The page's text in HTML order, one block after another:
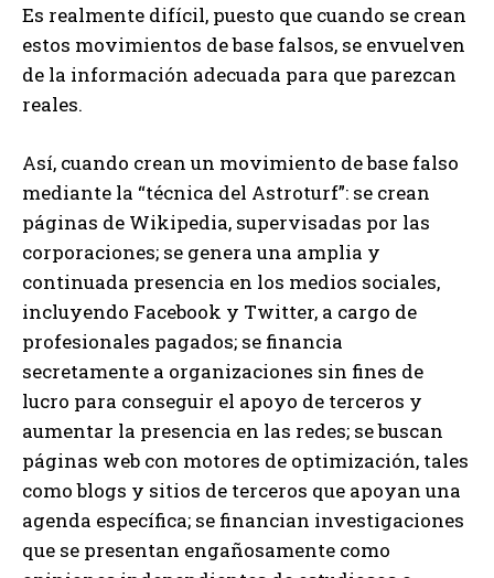
Es realmente difícil, puesto que cuando se crean
estos movimientos de base falsos, se envuelven
de la información adecuada para que parezcan
reales.
Así, cuando crean un movimiento de base falso
mediante la “técnica del Astroturf”: se crean
páginas de Wikipedia, supervisadas por las
corporaciones; se genera una amplia y
continuada presencia en los medios sociales,
incluyendo Facebook y Twitter, a cargo de
profesionales pagados; se financia
secretamente a organizaciones sin fines de
lucro para conseguir el apoyo de terceros y
aumentar la presencia en las redes; se buscan
páginas web con motores de optimización, tales
como blogs y sitios de terceros que apoyan una
agenda específica; se financian investigaciones
que se presentan engañosamente como